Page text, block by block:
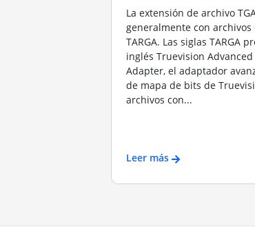
La extensión de archivo
generalmente con archivos
TARGA. Las siglas TARGA
inglés Truevision
Adapter, el adaptador
de mapa de bits de
archivos con...
Leer más